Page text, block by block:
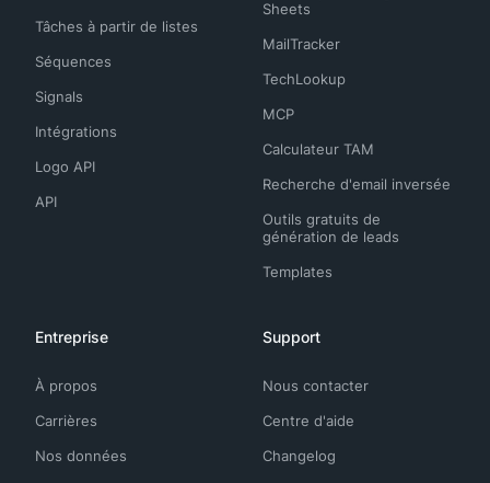
Tâches à partir de listes
Séquences
Signals
Intégrations
Logo API
API
Sheets
MailTracker
TechLookup
MCP
Calculateur TAM
Recherche d'email inversée
Outils gratuits de
génération de leads
Templates
Entreprise
À propos
Carrières
Nos données
Support
Nous contacter
Centre d'aide
Changelog